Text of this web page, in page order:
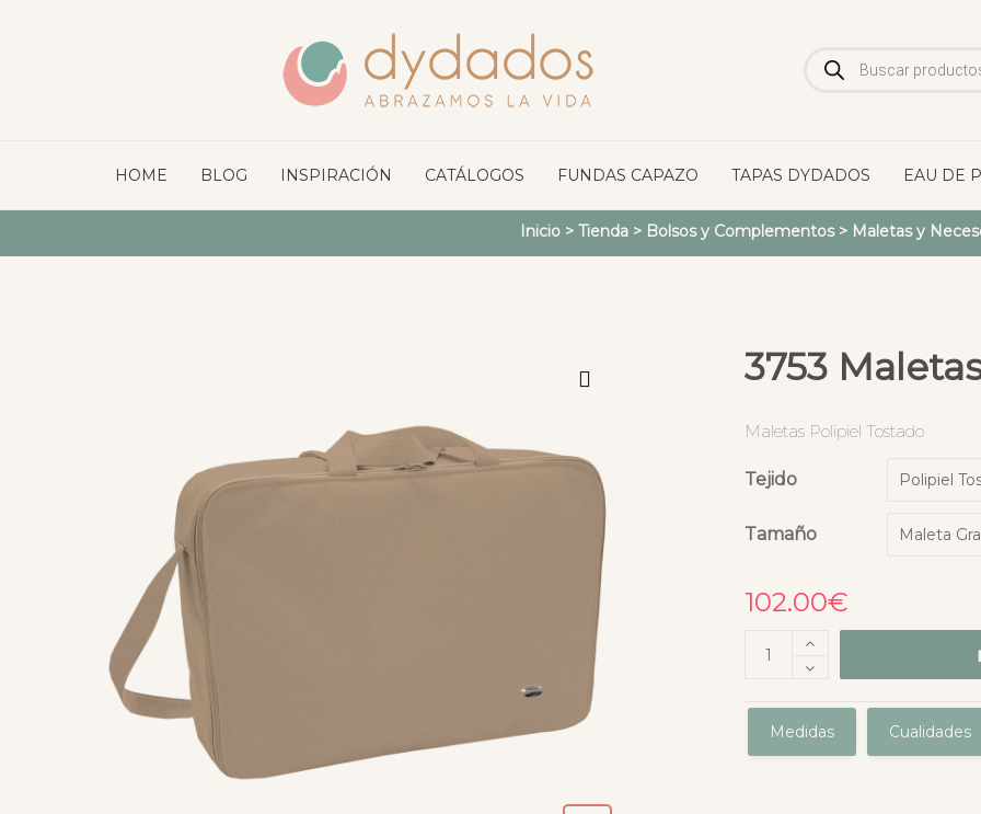
de
productos
HOME BLOG INSPIRACIÓN CATÁLOGOS FUNDAS CAPAZO TAPAS DYDADOS EAU DE
Inicio> Tienda> Bolsos y Complementos> Maletas y
3753
Maletas Polipiel Tostado
Tejido
Tamaño
102.00€
Medidas Cualidades